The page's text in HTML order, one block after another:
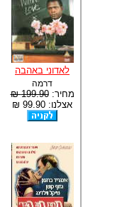
לאדוני באהבה
דרמה
מחיר:199.90 ₪
אצלנו: 99.90 ₪